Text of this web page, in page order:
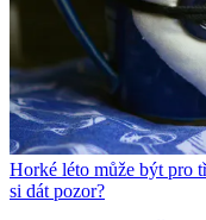
Horké léto může být pro
si dát pozor?